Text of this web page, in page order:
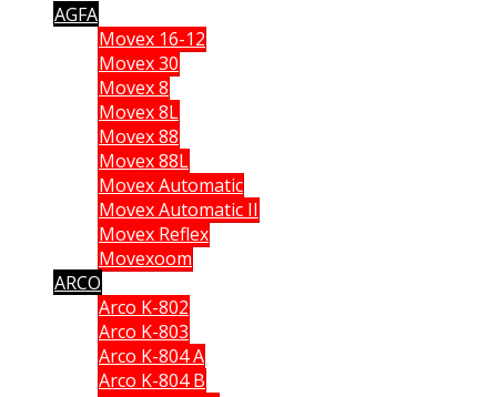
AGFA
Movex 16-12
Movex 30
Movex 8
Movex 8L
Movex 88
Movex 88L
Movex Automatic
Movex Automatic II
Movex Reflex
Movexoom
ARCO
Arco K-802
Arco K-803
Arco K-804 A
Arco K-804 B